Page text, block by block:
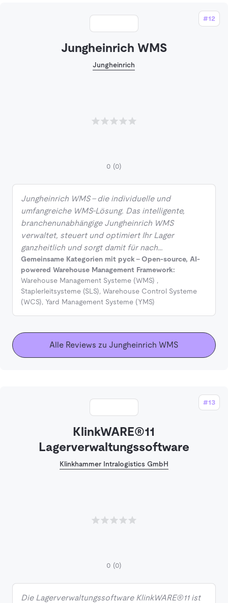
#12
Jungheinrich WMS
Jungheinrich
0 (0)
Jungheinrich WMS – die individuelle und
umfangreiche WMS-Lösung. Das intelligente,
branchenunabhängige Jungheinrich WMS
verwaltet, steuert und optimiert Ihr Lager
ganzheitlich und sorgt damit für nach…
Gemeinsame Kategorien mit pyck - Open-source, AI-
powered Warehouse Management Framework:
Warehouse Management Systeme (WMS) ,
Staplerleitsysteme (SLS), Warehouse Control Systeme
(WCS), Yard Management Systeme (YMS)
Alle Reviews zu Jungheinrich WMS
#13
KlinkWARE®11
Lagerverwaltungssoftware
Klinkhammer Intralogistics GmbH
0 (0)
Die Lagerverwaltungssoftware KlinkWARE®11 ist